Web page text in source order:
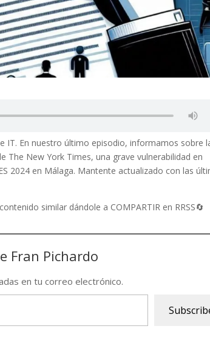
IT. En nuestro último episodio, informamos sobre
New York Times, una grave vulnerabilidad en
2024 en Málaga. Mantente actualizado con las
similar dándole a COMPARTIR en RRSS🔄
Fran Pichardo
en tu correo electrónico.